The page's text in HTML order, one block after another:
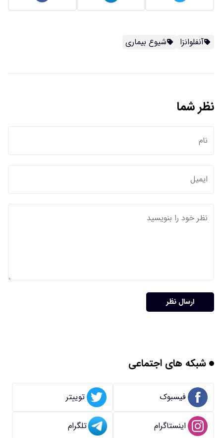
آنفلوانزا شیوع بیماری
نظر شما
ارسال نظر
شبکه های اجتماعی
فیسبوک توییتر
اینستاگرام تلگرام